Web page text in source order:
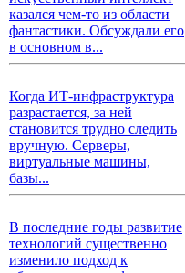
казался чем-то из области
фантастики. Обсуждали его
в основном в...
Когда ИТ-инфраструктура
разрастается, за ней
становится трудно следить
вручную. Серверы,
виртуальные машины,
базы...
В последние годы развитие
технологий существенно
изменило подход к